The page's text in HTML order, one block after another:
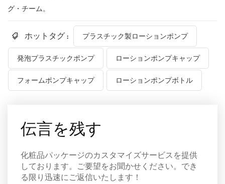
グ・チーム。
ホットタグ : プラスチック製ローションポンプ
発泡プラスチックポンプ ローションポンプキャップ
フォームポンプキャップ ローションポンプボトル
伝言を残す
化粧品パッケージのカスタマイズサービスを提供
しております。ご要望をお聞かせください。でき
る限り迅速にご返信いたします！